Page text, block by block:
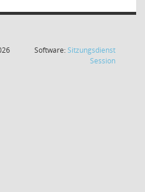
Software:Sitzungsdienst
Session(Wird in